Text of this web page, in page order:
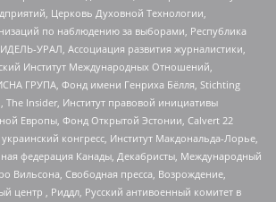
Церковь Духовной Технологии,
по наблюдению за выборами, Республика
УРАЛ, Ассоциация развития журналистики,
Институт Международных Отношений,
ГРУПА, Фонд имени Генриха Бёлля, Stichting
The Insider, Институт правовой инициативы
Европы, Фонд Открытой Эстонии, Calvert 22
конгресс, Институт Макдональда-Лорье,
федерация Канады, Декабристы, Международный
Вильсона, Свободная пресса, Возрождение,
центр , Риддл, Русский антивоенный комитет в